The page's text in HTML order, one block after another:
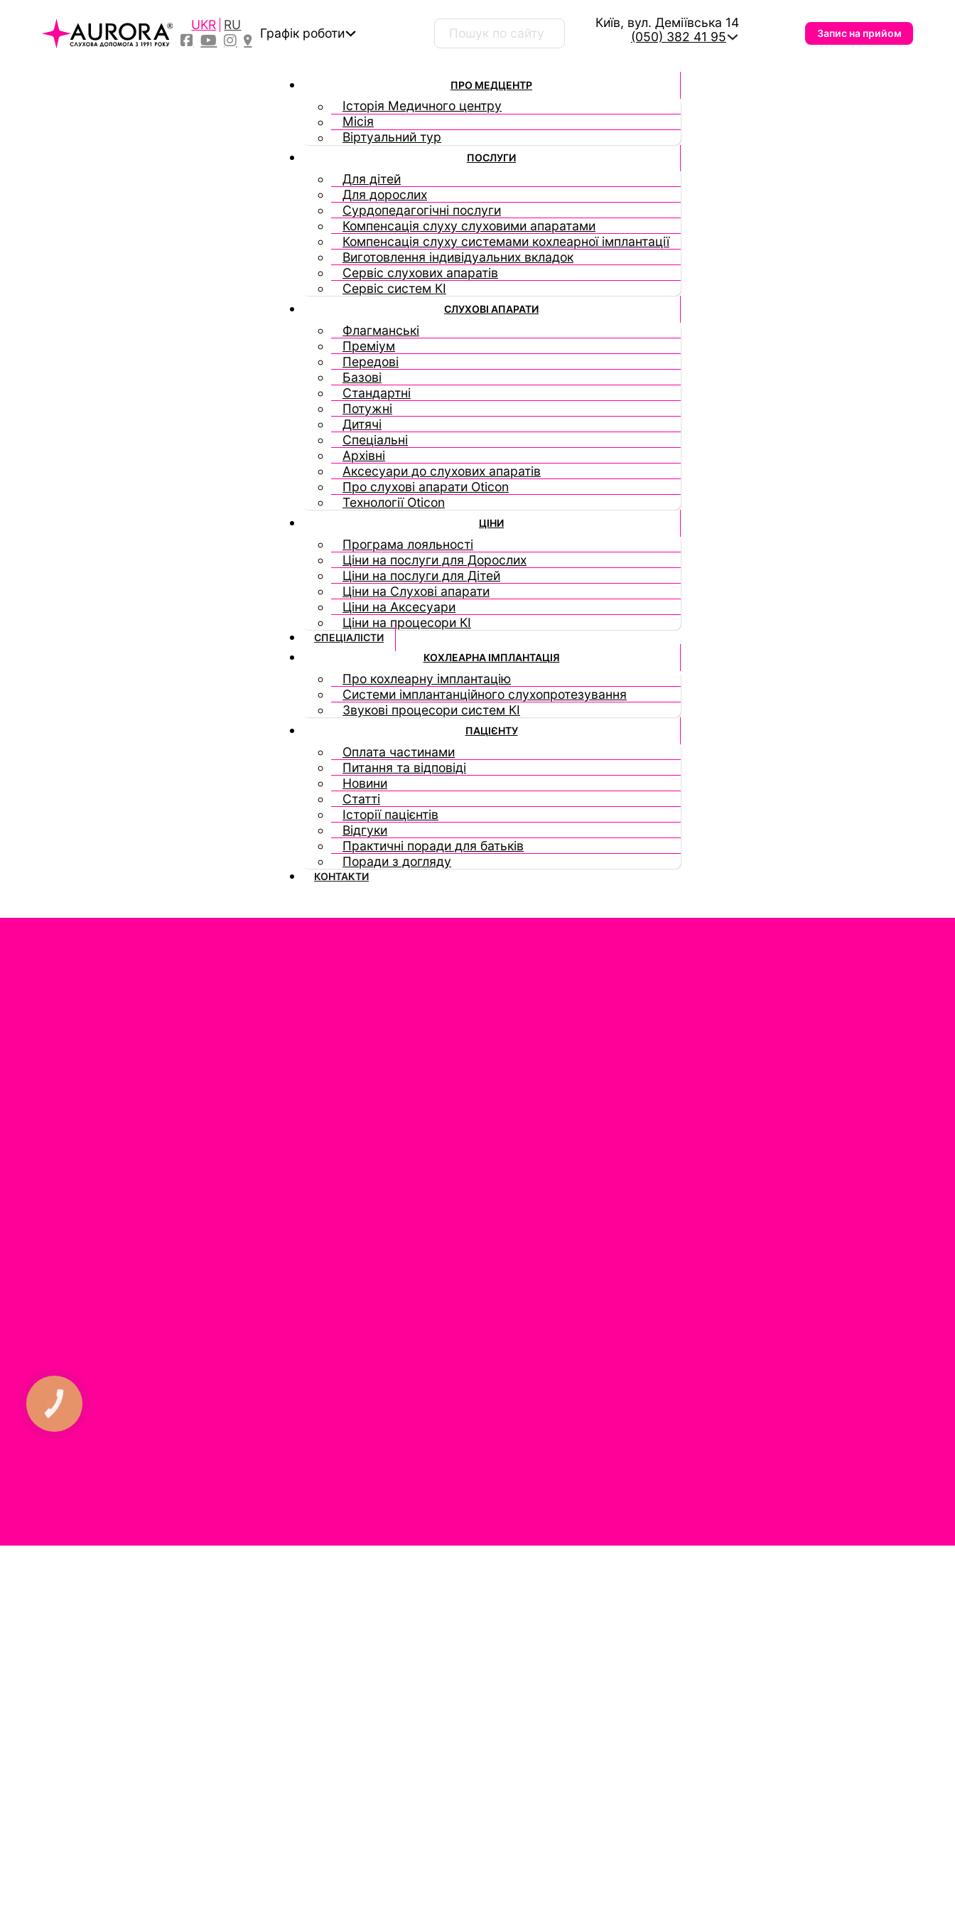
UKR RU
Графік роботи
Пошук …
Київ, вул. Деміївська 14
(050) 382 41 95
Запис на прийом
ПРО МЕДЦЕНТР
Історія Медичного центру
Місія
Віртуальний тур
ПОСЛУГИ
Для дітей
Для дорослих
Сурдопедагогічні послуги
Компенсація слуху слуховими апаратами
Компенсація слуху системами кохлеарної імплантації
Виготовлення індивідуальних вкладок
Сервіс слухових апаратів
Сервіс систем КІ
СЛУХОВІ АПАРАТИ
Флагманські
Преміум
Передові
Базові
Стандартні
Потужні
Дитячі
Спеціальні
Архівні
Аксесуари до слухових апаратів
Про слухові апарати Oticon
Технології Oticon
ЦІНИ
Програма лояльності
Ціни на послуги для Дорослих
Ціни на послуги для Дітей
Ціни на Слухові апарати
Ціни на Аксесуари
Ціни на процесори КІ
СПЕЦІАЛІСТИ
КОХЛЕАРНА ІМПЛАНТАЦІЯ
Про кохлеарну імплантацію
Системи імплантанційного слухопротезування
Звукові процесори систем КІ
ПАЦІЄНТУ
Оплата частинами
Питання та відповіді
Новини
Статті
Історії пацієнтів
Відгуки
Практичні поради для батьків
Поради з догляду
КОНТАКТИ
КНОПКА
ЗВ'ЯЗКУ